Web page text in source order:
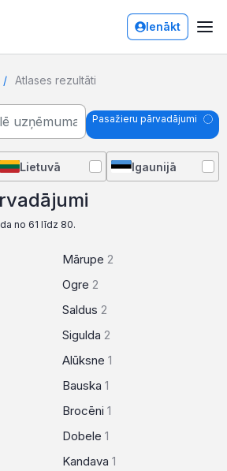
Ienākt
Atlases rezultāti
Pasažieru pārvadājumi
Lietuvā Igaunijā
no 61 līdz 80.
Mārupe 2
Ogre 2
Saldus 2
Sigulda 2
Alūksne 1
Bauska 1
Brocēni 1
Dobele 1
Kandava 1